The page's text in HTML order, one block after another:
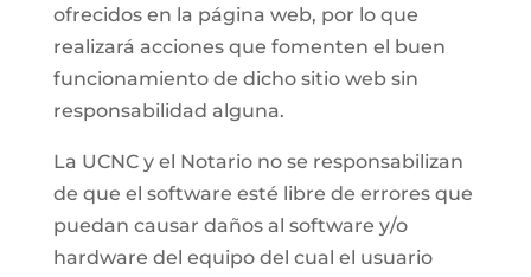
ofrecidos en la página web, por lo que
realizará acciones que fomenten el buen
funcionamiento de dicho sitio web sin
responsabilidad alguna.
La UCNC y el Notario no se responsabilizan
de que el software esté libre de errores que
puedan causar daños al software y/o
hardware del equipo del cual el usuario